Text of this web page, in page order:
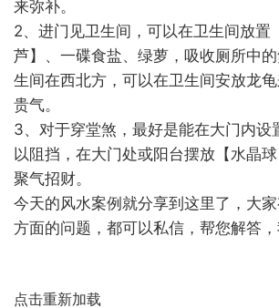
来弥补。
2、进门见卫生间，可以在卫生间放置
芦】、一碟食盐、绿萝，吸收厕所中
生间在西北方，可以在卫生间安放龙
贵气。
3、对于穿堂煞，最好是能在大门内设
以阻挡，在大门处或阳台摆放【水晶球
聚气招财。
今天的风水案例就分享到这里了，大
方面的问题，都可以私信，帮您解答，
点击重新加载